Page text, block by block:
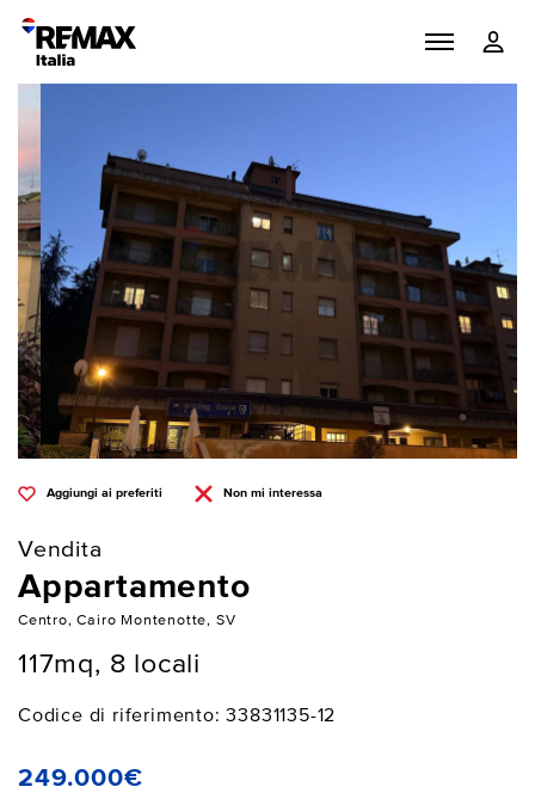
Aggiungi ai preferiti Non mi interessa
Vendita
Appartamento
Centro, Cairo Montenotte, SV
117mq, 8 locali
Codice di riferimento: 33831135-12
249.000€